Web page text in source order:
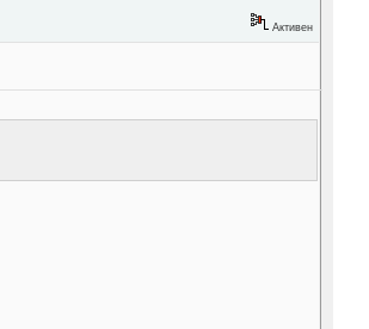
Активен